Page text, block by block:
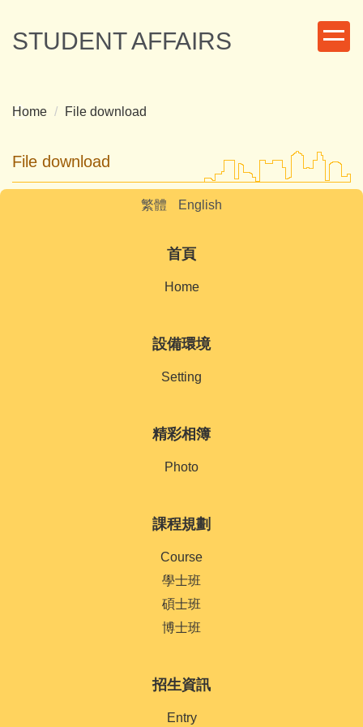
to
the
block
STUDENT AFFAIRS
Home File download
File download
繁體 English
首頁
Home
設備環境
Setting
精彩相簿
Photo
課程規劃
Course
學士班
碩士班
博士班
招生資訊
Entry